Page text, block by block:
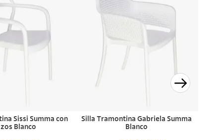
Sissi Summa con
Blanco
Silla Tramontina Gabriela Summa
Blanco